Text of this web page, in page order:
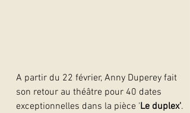
A partir du 22 février, Anny Duperey fait
son retour au théâtre pour 40 dates
exceptionnelles dans la pièce 'Le duplex'.